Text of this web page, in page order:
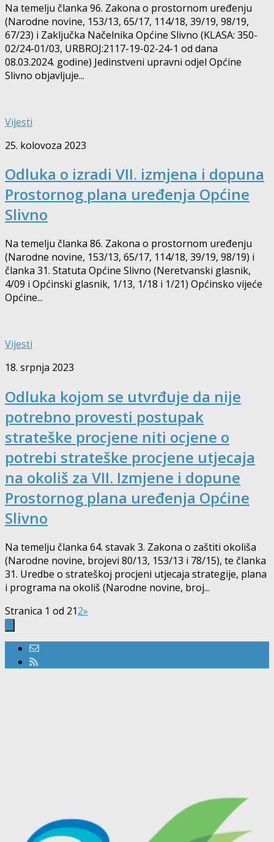
Na temelju članka 96. Zakona o prostornom uređenju
(Narodne novine, 153/13, 65/17, 114/18, 39/19, 98/19,
67/23) i Zaključka Načelnika Općine Slivno (KLASA: 350-
02/24-01/03, URBROJ:2117-19-02-24-1 od dana
08.03.2024. godine) Jedinstveni upravni odjel Općine
Slivno objavljuje...
Vijesti
25. kolovoza 2023
Odluka o izradi VII. izmjena i dopuna
Prostornog plana uređenja Općine
Slivno
Na temelju članka 86. Zakona o prostornom uređenju
(Narodne novine, 153/13, 65/17, 114/18, 39/19, 98/19) i
članka 31. Statuta Općine Slivno (Neretvanski glasnik,
4/09 i Općinski glasnik, 1/13, 1/18 i 1/21) Općinsko vijeće
Općine...
Vijesti
18. srpnja 2023
Odluka kojom se utvrđuje da nije
potrebno provesti postupak
strateške procjene niti ocjene o
potrebi strateške procjene utjecaja
na okoliš za VII. Izmjene i dopune
Prostornog plana uređenja Općine
Slivno
Na temelju članka 64. stavak 3. Zakona o zaštiti okoliša
(Narodne novine, brojevi 80/13, 153/13 i 78/15), te članka
31. Uredbe o strateškoj procjeni utjecaja strategije, plana
i programa na okoliš (Narodne novine, broj...
Stranica 1 od 212»